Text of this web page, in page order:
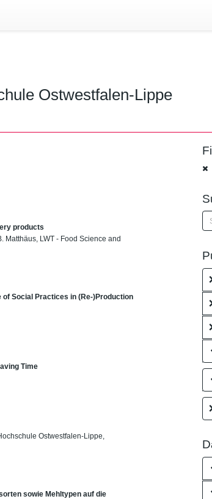
Ostwestfalen-Lippe
products
Matthäus, LWT - Food Science and
Social Practices in (Re-)Production
Time
Ostwestfalen-Lippe,
sowie Mehltypen auf die